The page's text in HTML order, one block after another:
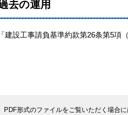
去の運用
建設工事請負基準約款第26条第5項
PDF形式のファイルをご覧いただく場合